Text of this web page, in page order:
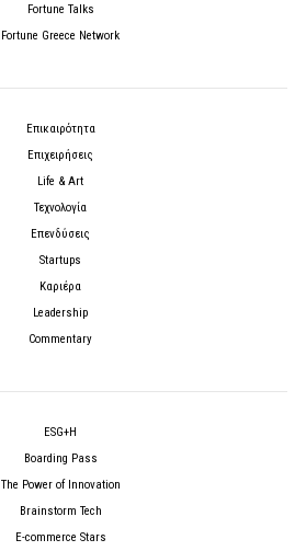
Fortune Talks
Fortune Greece Network
Επικαιρότητα
Επιχειρήσεις
Life & Art
Τεχνολογία
Επενδύσεις
Startups
Καριέρα
Leadership
Commentary
ESG+H
Boarding Pass
The Power of Innovation
Brainstorm Tech
E-commerce Stars